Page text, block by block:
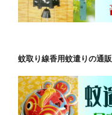
蚊取り線香用蚊遣りの通販